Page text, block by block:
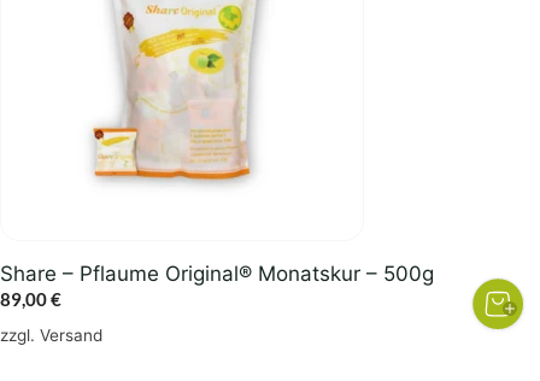
Share – Pflaume Original® Monatskur – 500g
89,00€
zzgl. Versand